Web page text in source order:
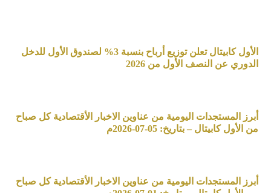
الأول كابيتال تعلن توزيع أرباح بنسبة 3% لصندوق الأول للدخل
الدوري عن النصف الأول من 2026
أبرز المستجدات اليومية من عناوين الاخبار الأقتصادية كل صباح
من الأول كابيتال – بتاريخ: 05-07-2026م
أبرز المستجدات اليومية من عناوين الاخبار الأقتصادية كل صباح